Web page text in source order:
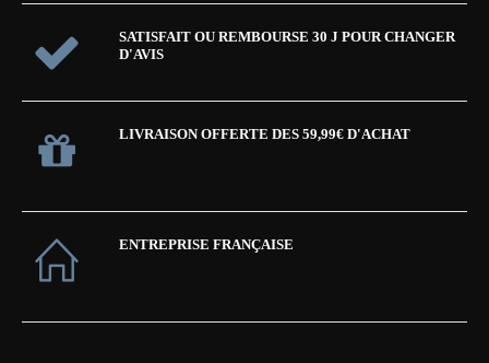
SATISFAIT OU REMBOURSE 30 J POUR CHANGER
D'AVIS
LIVRAISON OFFERTE DES 59,99€ D'ACHAT
ENTREPRISE FRANÇAISE